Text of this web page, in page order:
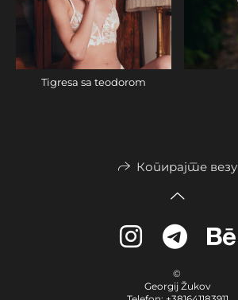
Tigresa sa teodorom
Копирајте везу
©
Georgij Žukov